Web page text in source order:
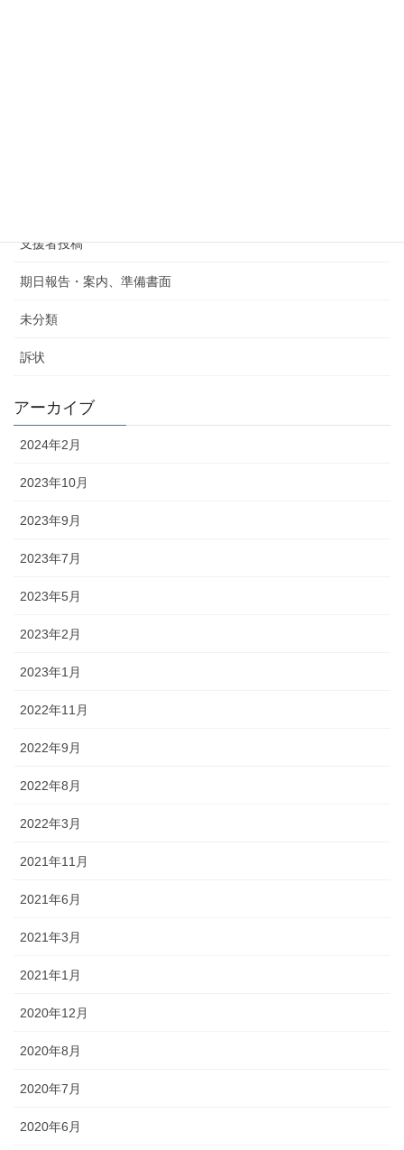
支援者投稿
期日報告・案内、準備書面
未分類
訴状
アーカイブ
2024年2月
2023年10月
2023年9月
2023年7月
2023年5月
2023年2月
2023年1月
2022年11月
2022年9月
2022年8月
2022年3月
2021年11月
2021年6月
2021年3月
2021年1月
2020年12月
2020年8月
2020年7月
2020年6月